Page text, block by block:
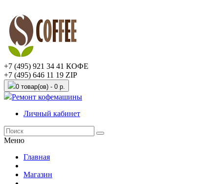
+7 (495) 921 34 41 КОФЕ
+7 (495) 646 11 19 ZIP
0 товар(ов) - 0 р.
Ремонт кофемашины
Личный кабинет
Меню
Главная
Магазин